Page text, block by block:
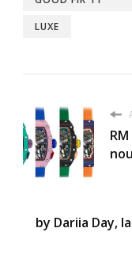
LUXE
by Dariia Day,